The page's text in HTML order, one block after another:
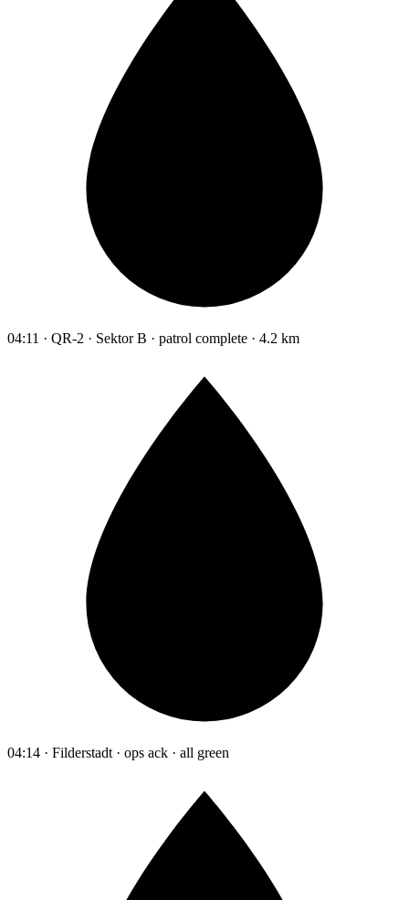
04:11 · QR-2 · Sektor B · patrol complete · 4.2 km
04:14 · Filderstadt · ops ack · all green